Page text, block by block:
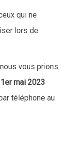
qui ne
lors de
vous prions
mai 2023
téléphone au